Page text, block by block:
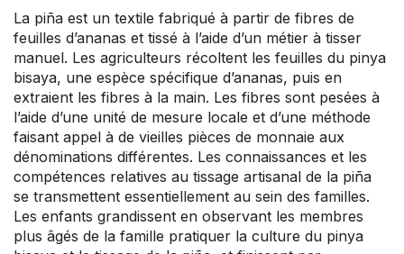
La piña est un textile fabriqué à partir de fibres de
feuilles d’ananas et tissé à l’aide d’un métier à tisser
manuel. Les agriculteurs récoltent les feuilles du pinya
bisaya, une espèce spécifique d’ananas, puis en
extraient les fibres à la main. Les fibres sont pesées à
l’aide d’une unité de mesure locale et d’une méthode
faisant appel à de vieilles pièces de monnaie aux
dénominations différentes. Les connaissances et les
compétences relatives au tissage artisanal de la piña
se transmettent essentiellement au sein des familles.
Les enfants grandissent en observant les membres
plus âgés de la famille pratiquer la culture du pinya